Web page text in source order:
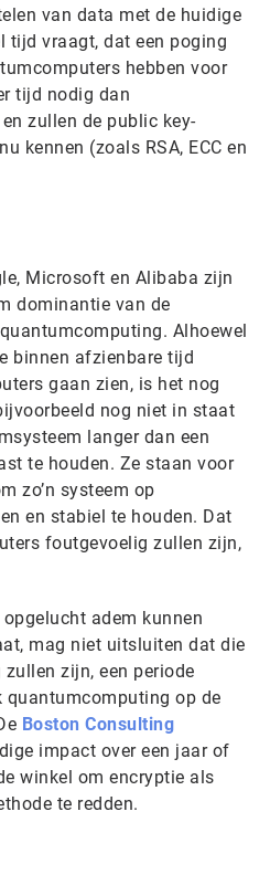
van data met de huidige
tijd vraagt, dat een poging
hebben voor
tijd nodig dan
zullen de public key-
kennen (zoals RSA, ECC en
Microsoft en Alibaba zijn
dominantie van de
Alhoewel
binnen afzienbare tijd
gaan zien, is het nog
nog niet in staat
langer dan een
te houden. Ze staan voor
zo’n systeem op
en stabiel te houden. Dat
foutgevoelig zullen zijn,
adem kunnen
mag niet uitsluiten dat die
zijn, een periode
op de
Boston Consulting
impact over een jaar of
winkel om encryptie als
te redden.